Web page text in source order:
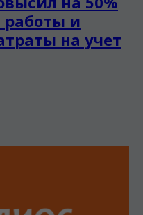
работы и
на учет